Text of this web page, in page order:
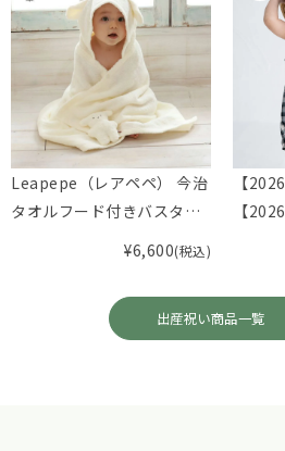
Leapepe（レアペペ） 今治
タオルフード付きバスタオ
¥6,600(税込)
【
【
出産祝い商品一覧